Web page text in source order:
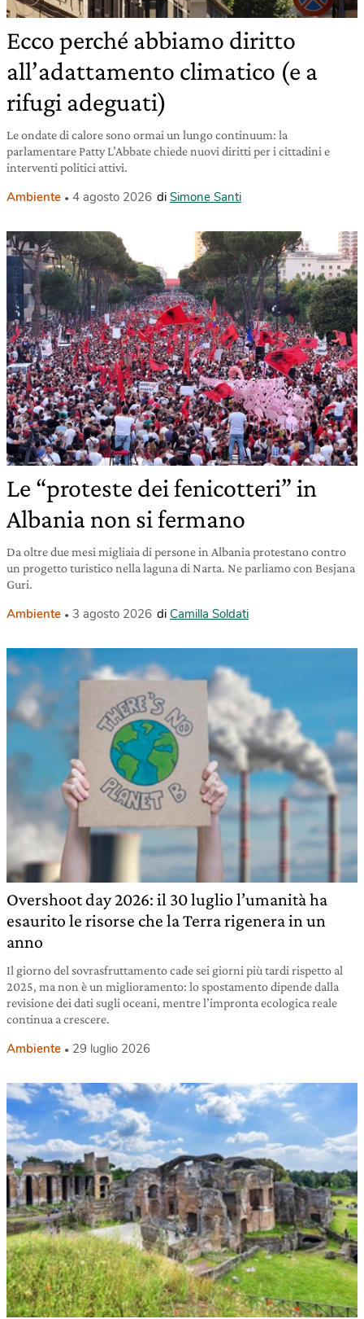
Ecco perché abbiamo diritto
all’adattamento climatico (e a
rifugi adeguati)
Le ondate di calore sono ormai un lungo continuum: la
parlamentare Patty L’Abbate chiede nuovi diritti per i cittadini e
interventi politici attivi.
Ambiente 4 agosto 2026 di Simone Santi
Le “proteste dei fenicotteri” in
Albania non si fermano
Da oltre due mesi migliaia di persone in Albania protestano contro
un progetto turistico nella laguna di Narta. Ne parliamo con Besjana
Guri.
Ambiente 3 agosto 2026 di Camilla Soldati
Overshoot day 2026: il 30 luglio l’umanità ha
esaurito le risorse che la Terra rigenera in un
anno
Il giorno del sovrasfruttamento cade sei giorni più tardi rispetto al
2025, ma non è un miglioramento: lo spostamento dipende dalla
revisione dei dati sugli oceani, mentre l’impronta ecologica reale
continua a crescere.
Ambiente 29 luglio 2026